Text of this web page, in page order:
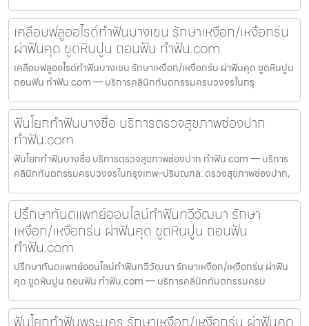
เคลือบฟลูออไรด์ทำฟันบางเขน รักษาเหงือก/เหงือกร่น
ผ่าฟันคุด ขูดหินปูน ถอนฟัน ทำฟัน.com
เคลือบฟลูออไรด์ทำฟันบางเขน รักษาเหงือก/เหงือกร่น ผ่าฟันคุด ขูดหินปูน
ถอนฟัน ทำฟัน.com — บริการคลินิกทันตกรรมครบวงจรในกรุ
ฟันโยกทำฟันบางซื่อ บริการตรวจสุขภาพช่องปาก
ทำฟัน.com
ฟันโยกทำฟันบางซื่อ บริการตรวจสุขภาพช่องปาก ทำฟัน.com — บริการ
คลินิกทันตกรรมครบวงจรในกรุงเทพ–ปริมณฑล: ตรวจสุขภาพช่องปาก,
ปรึกษาทันตแพทย์ออนไลน์ทำฟันทวีวัฒนา รักษา
เหงือก/เหงือกร่น ผ่าฟันคุด ขูดหินปูน ถอนฟัน
ทำฟัน.com
ปรึกษาทันตแพทย์ออนไลน์ทำฟันทวีวัฒนา รักษาเหงือก/เหงือกร่น ผ่าฟัน
คุด ขูดหินปูน ถอนฟัน ทำฟัน.com — บริการคลินิกทันตกรรมครบ